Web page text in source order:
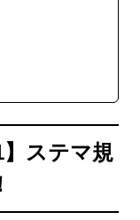
】ステマ規